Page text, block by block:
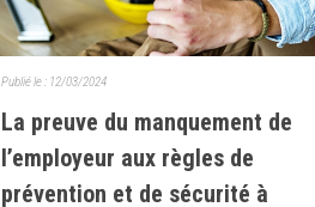
La preuve du manquement de
l’employeur aux règles de
prévention et de sécurité à
Publié le : 12/03/2024